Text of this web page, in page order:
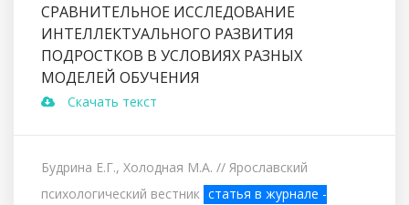
СРАВНИТЕЛЬНОЕ ИССЛЕДОВАНИЕ
ИНТЕЛЛЕКТУАЛЬНОГО РАЗВИТИЯ
ПОДРОСТКОВ В УСЛОВИЯХ РАЗНЫХ
МОДЕЛЕЙ ОБУЧЕНИЯ
Скачать текст
Будрина Е.Г., Холодная М.А. // Ярославский
психологический вестник статья в журнале -